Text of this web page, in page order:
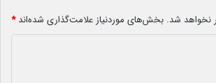
نخواهد شد. بخش‌های موردنیاز علامت‌گذاری شده‌اند*